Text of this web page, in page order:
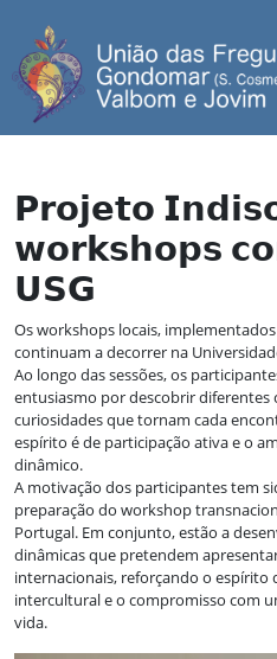
𝗣𝗿𝗼𝗷𝗲𝘁𝗼
𝘄𝗼𝗿𝗸𝘀𝗵𝗼𝗽𝘀
𝗨𝗦𝗚
Os workshops locais,
continuam a decorrer na
Ao longo das sessões, os
entusiasmo por descobrir diferentes
curiosidades que tornam cada
espírito é de participação ativa e o
dinâmico.
A motivação dos participantes tem
preparação do workshop
Portugal. Em conjunto, estão a
dinâmicas que pretendem
internacionais, reforçando o espírito
intercultural e o compromisso com
vida.